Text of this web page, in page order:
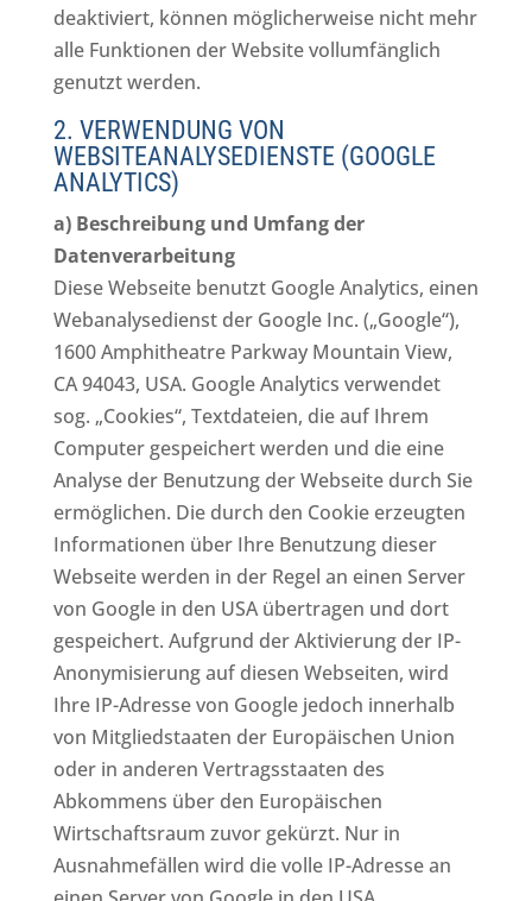
deaktiviert, können möglicherweise nicht mehr
alle Funktionen der Website vollumfänglich
genutzt werden.
2. VERWENDUNG VON
WEBSITEANALYSEDIENSTE (GOOGLE
ANALYTICS)
a) Beschreibung und Umfang der
Datenverarbeitung
Diese Webseite benutzt Google Analytics, einen
Webanalysedienst der Google Inc. („Google“),
1600 Amphitheatre Parkway Mountain View,
CA 94043, USA. Google Analytics verwendet
sog. „Cookies“, Textdateien, die auf Ihrem
Computer gespeichert werden und die eine
Analyse der Benutzung der Webseite durch Sie
ermöglichen. Die durch den Cookie erzeugten
Informationen über Ihre Benutzung dieser
Webseite werden in der Regel an einen Server
von Google in den USA übertragen und dort
gespeichert. Aufgrund der Aktivierung der IP-
Anonymisierung auf diesen Webseiten, wird
Ihre IP-Adresse von Google jedoch innerhalb
von Mitgliedstaaten der Europäischen Union
oder in anderen Vertragsstaaten des
Abkommens über den Europäischen
Wirtschaftsraum zuvor gekürzt. Nur in
Ausnahmefällen wird die volle IP-Adresse an